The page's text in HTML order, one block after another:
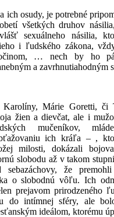
ich osudy, je potrebné
všetkých druhov
sexuálneho násilia,
i ľudského zákona,
… nech by ho
a zavrhnutiahodným
Karolíny, Márie Goretti, či
žien a dievčat, ale i
mučeníkov,
ich kráľa – ,
milosti, dokázali
slobodu až v takom
sebazáchovy, že
o slobodnú vôľu. Ich
prejavom prirodzeného
do intímnej sféry, ale
ideálom, ktorému